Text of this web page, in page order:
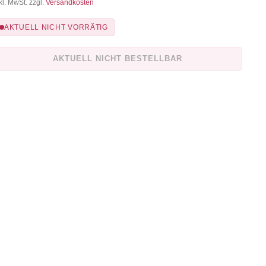
MwSt. zzgl. Versandkosten
AKTUELL NICHT VORRÄTIG
AKTUELL NICHT BESTELLBAR